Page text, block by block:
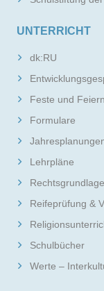
UNTERRICHT
dk:RU
Feste und Feiern
Formulare
Lehrpläne
Reifeprüfung &
Schulbücher
Werte –